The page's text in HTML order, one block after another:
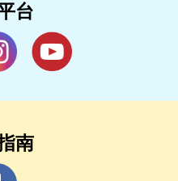
台
南